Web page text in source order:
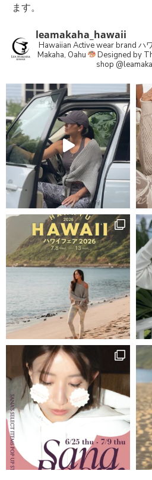
ます。
leamakaha_hawaii
Hawaiian Active wear brand ハ
Makaha, Oahu
Designed by
shop